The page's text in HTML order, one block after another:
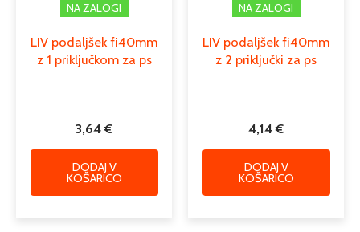
NA ZALOGI
LIV podaljšek fi40mm
z 1 priključkom za ps
3,64€
DODAJ V
KOŠARICO
NA ZALOGI
LIV podaljšek fi40mm
z 2 priključki za ps
4,14€
DODAJ V
KOŠARICO